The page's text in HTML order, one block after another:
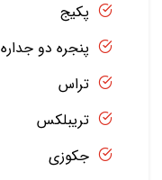
پکیج
پنجره دو جداره
تراس
تریبلکس
جکوزی